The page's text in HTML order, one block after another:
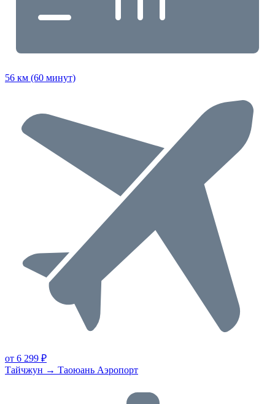
56 км (60 минут)
от 6 299 ₽
Тайчжун → Таоюань Аэропорт